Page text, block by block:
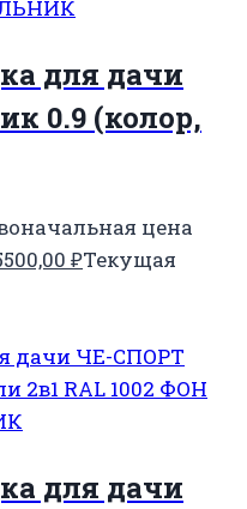
для дачи
0.9 (колор,
цена
₽Текущая
для дачи